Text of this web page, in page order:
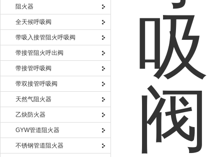
阻火器
全天候呼吸阀
带吸入接管阻火呼吸阀
带接管阻火呼出阀
带接管呼吸阀
带双接管呼吸阀
天然气阻火器
乙炔防火器
GYW管道阻火器
不锈钢管道阻火器